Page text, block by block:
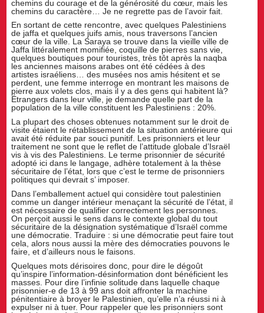
chemins du courage et de la générosité du cœur, mais les
chemins du caractère… Je ne regrette pas de l’avoir fait.
En sortant de cette rencontre, avec quelques Palestiniens
de jaffa et quelques juifs amis, nous traversons l’ancien
cœur de la ville. La Saraya se trouve dans la vieille ville de
Jaffa littéralement momifiée, coquille de pierres sans vie,
quelques boutiques pour touristes, très tôt après la naqba
les anciennes maisons arabes ont été cédées à des
artistes israéliens… des musées nos amis hésitent et se
perdent, une femme interroge en montrant les maisons de
pierre aux volets clos, mais il y a des gens qui habitent là?
Étrangers dans leur ville, je demande quelle part de la
population de la ville constituent les Palestiniens : 20%.
La plupart des choses obtenues notamment sur le droit de
visite étaient le rétablissement de la situation antérieure qui
avait été réduite par souci punitif. Les prisonniers et leur
traitement ne sont que le reflet de l’attitude globale d’Israël
vis à vis des Palestiniens. Le terme prisonnier de sécurité
adopté ici dans le langage, adhère totalement à la thèse
sécuritaire de l’état, lors que c’est le terme de prisonniers
politiques qui devrait s’ imposer.
Dans l’emballement actuel qui considère tout palestinien
comme un danger intérieur menaçant la sécurité de l’état, il
est nécessaire de qualifier correctement les personnes.
On perçoit aussi le sens dans le contexte global du tout
sécuritaire de la désignation systématique d’Israël comme
une démocratie. Traduire : si une démocratie peut faire tout
cela, alors nous aussi la mère des démocraties pouvons le
faire, et d’ailleurs nous le faisons.
Quelques mots dérisoires donc, pour dire le dégoût
qu’inspire l’information-désinformation dont bénéficient les
masses. Pour dire l’infinie solitude dans laquelle chaque
prisonnier-e de 13 à 99 ans doit affronter la machine
pénitentiaire à broyer le Palestinien, qu’elle n’a réussi ni à
expulser ni à tuer. Pour rappeler que les prisonniers sont